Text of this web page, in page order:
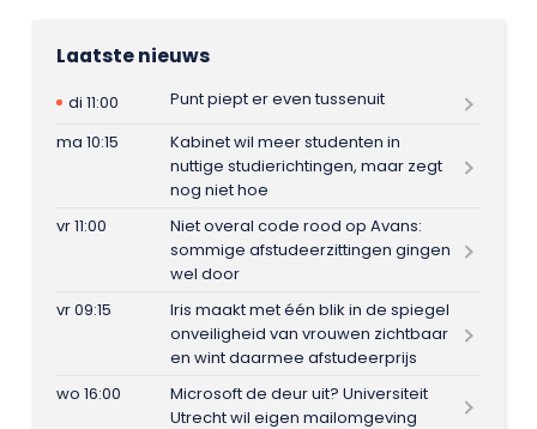
Laatste nieuws
di 11:00
Punt piept er even tussenuit
ma 10:15
Kabinet wil meer studenten in
nuttige studierichtingen, maar zegt
nog niet hoe
vr 11:00
Niet overal code rood op Avans:
sommige afstudeerzittingen gingen
wel door
vr 09:15
Iris maakt met één blik in de spiegel
onveiligheid van vrouwen zichtbaar
en wint daarmee afstudeerprijs
wo 16:00
Microsoft de deur uit? Universiteit
Utrecht wil eigen mailomgeving